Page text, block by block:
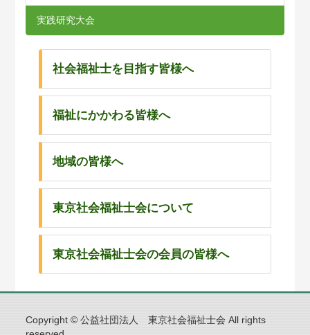
実践研究大会
社会福祉士を目指す皆様へ
福祉にかかわる皆様へ
地域の皆様へ
東京社会福祉士会について
東京社会福祉士会の会員の皆様へ
Copyright © 公益社団法人 東京社会福祉士会 All rights